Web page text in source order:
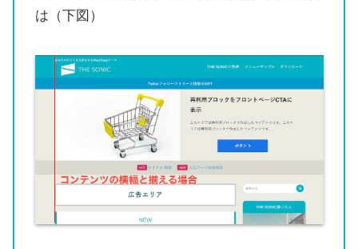
は（下図）